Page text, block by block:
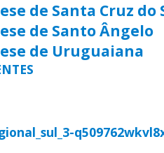
de Santa Cruz do
de Santo Ângelo
de Uruguaiana